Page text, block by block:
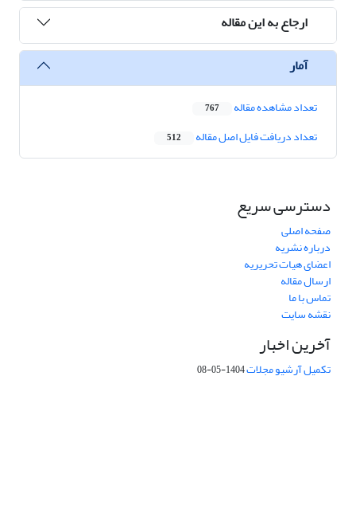
ارجاع به این مقاله
آمار
تعداد مشاهده مقاله 767
تعداد دریافت فایل اصل مقاله 512
دسترسی سریع
صفحه اصلی
درباره نشریه
اعضای هیات تحریریه
ارسال مقاله
تماس با ما
نقشه سایت
آخرین اخبار
تکمیل آرشیو مجلات1404-05-08